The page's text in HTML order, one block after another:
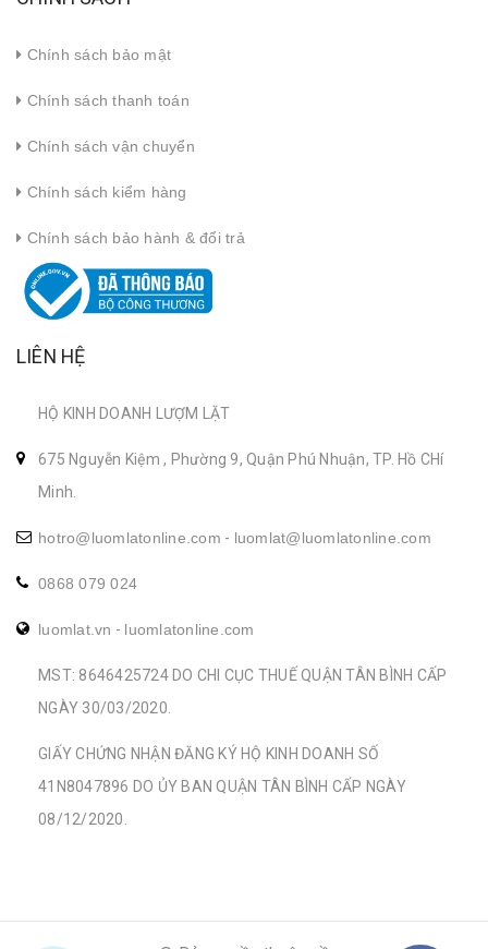
Chính sách bảo mật
Chính sách thanh toán
Chính sách vận chuyển
Chính sách kiểm hàng
Chính sách bảo hành & đổi trả
LIÊN HỆ
HỘ KINH DOANH LƯỢM LẶT
675 Nguyễn Kiệm , Phường 9, Quận Phú Nhuận, TP. Hồ CHí
Minh.
hotro@luomlatonline.com - luomlat@luomlatonline.com
0868 079 024
luomlat.vn - luomlatonline.com
MST: 8646425724 DO CHI CỤC THUẾ QUẬN TÂN BÌNH CẤP
NGÀY 30/03/2020.
GIẤY CHỨNG NHẬN ĐĂNG KÝ HỘ KINH DOANH SỐ
41N8047896 DO ỦY BAN QUẬN TÂN BÌNH CẤP NGÀY
08/12/2020.